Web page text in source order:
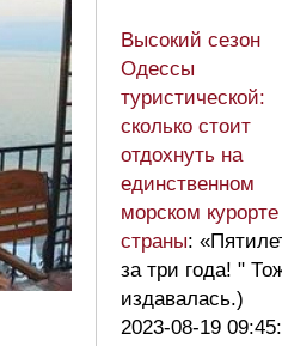
Высокий сезон
Одессы
туристической:
сколько стоит
отдохнуть на
единственном
морском курорте
страны:
за три года! "
издавалась.)
2023-08-19